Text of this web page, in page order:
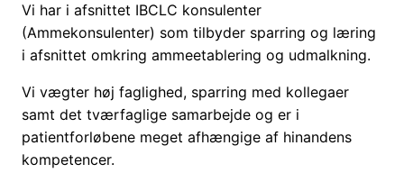
Vi har i afsnittet IBCLC konsulenter
(Ammekonsulenter) som tilbyder sparring og læring
i afsnittet omkring ammeetablering og udmalkning.
Vi vægter høj faglighed, sparring med kollegaer
samt det tværfaglige samarbejde og er i
patientforløbene meget afhængige af hinandens
kompetencer.